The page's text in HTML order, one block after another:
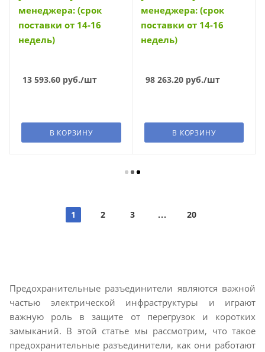
менеджера: (срок
поставки от 14-16
недель)
13 593.60 руб./шт
В КОРЗИНУ
менеджера: (срок
поставки от 14-16
недель)
98 263.20руб./шт
В КОРЗИНУ
1 2 3 20
Предохранительные разъединители являются важной
частью электрической инфраструктуры и играют
важную роль в защите от перегрузок и коротких
замыканий. В этой статье мы рассмотрим, что такое
предохранительные разъединители, как они работают